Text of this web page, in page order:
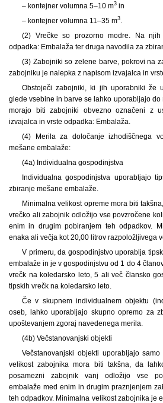
– kontejner volumna 5–10 m3in
– kontejner volumna 11–35 m3.
(2) Vrečke so prozorno modre. Na
odpadka: Embalaža ter druga navodila za
(3) Zabojniki so zelene barve, pokrovi na
zabojniku je nalepka z napisom izvajalca in
Obstoječi zabojniki, ki jih uporabniki že
glede vsebine in barve se lahko uporabljajo do
morajo biti zabojniki obvezno označeni z
izvajalca in vrste odpadka: Embalaža.
(4) Merila za določanje izhodiščnega
mešane embalaže:
(4a) Individualna gospodinjstva
Individualna gospodinjstva uporabljajo
zbiranje mešane embalaže.
Minimalna velikost opreme mora biti
vrečko ali zabojnik odložijo vse povzročene
enim in drugim pobiranjem teh odpadkov.
enaka ali večja kot 20,00 litrov razpoložljivega
V primeru, da gospodinjstvo uporablja
embalaže in je v gospodinjstvu od 1 do 4
vrečk na koledarsko leto, 5 ali več člansko
tipskih vrečk na koledarsko leto.
Če v skupnem individualnem objektu
oseb, lahko uporabljajo skupno opremo za
upoštevanjem zgoraj navedenega merila.
(4b) Večstanovanjski objekti
Večstanovanjski objekti uporabljajo
velikost zabojnika mora biti takšna, da
posamezni zabojnik vanj odložijo vse
embalaže med enim in drugim praznjenjem
teh odpadkov. Minimalna velikost zabojnika je